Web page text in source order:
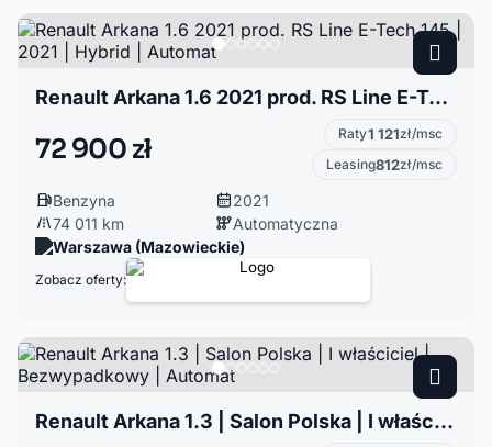
Renault Arkana 1.6 2021 prod. RS Line E-Tech 145 | 2021 | Hybrid | Automat
72 900 zł Raty1 121zł/msc
Leasing812zł/msc
Benzyna
2021
74 011 km
Automatyczna
Warszawa (Mazowieckie)
Zobacz oferty:
Renault Arkana 1.3 | Salon Polska | I właściciel | Bezwypadkowy | Automat